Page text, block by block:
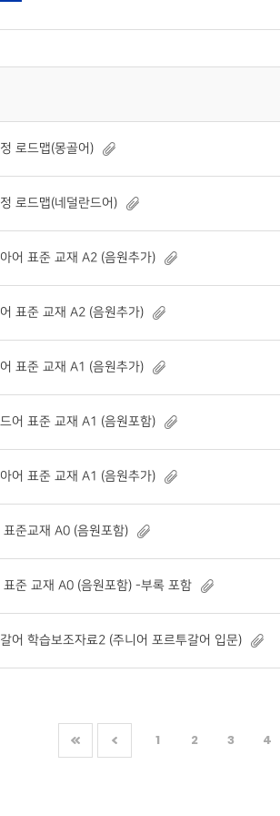
로드맵(몽골어)
로드맵(네덜란드어)
어 표준 교재 A2 (음원추가)
표준 교재 A2 (음원추가)
표준 교재 A1 (음원추가)
어 표준 교재 A1 (음원포함)
어 표준 교재 A1 (음원추가)
표준교재 A0 (음원포함)
표준 교재 A0 (음원포함) -부록 포함
어 학습보조자료2 (주니어 포르투갈어 입문)
1 2 3 4